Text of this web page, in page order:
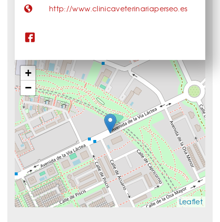
+
−
Leaflet
http://www.clinicaveterinariaperseo.es